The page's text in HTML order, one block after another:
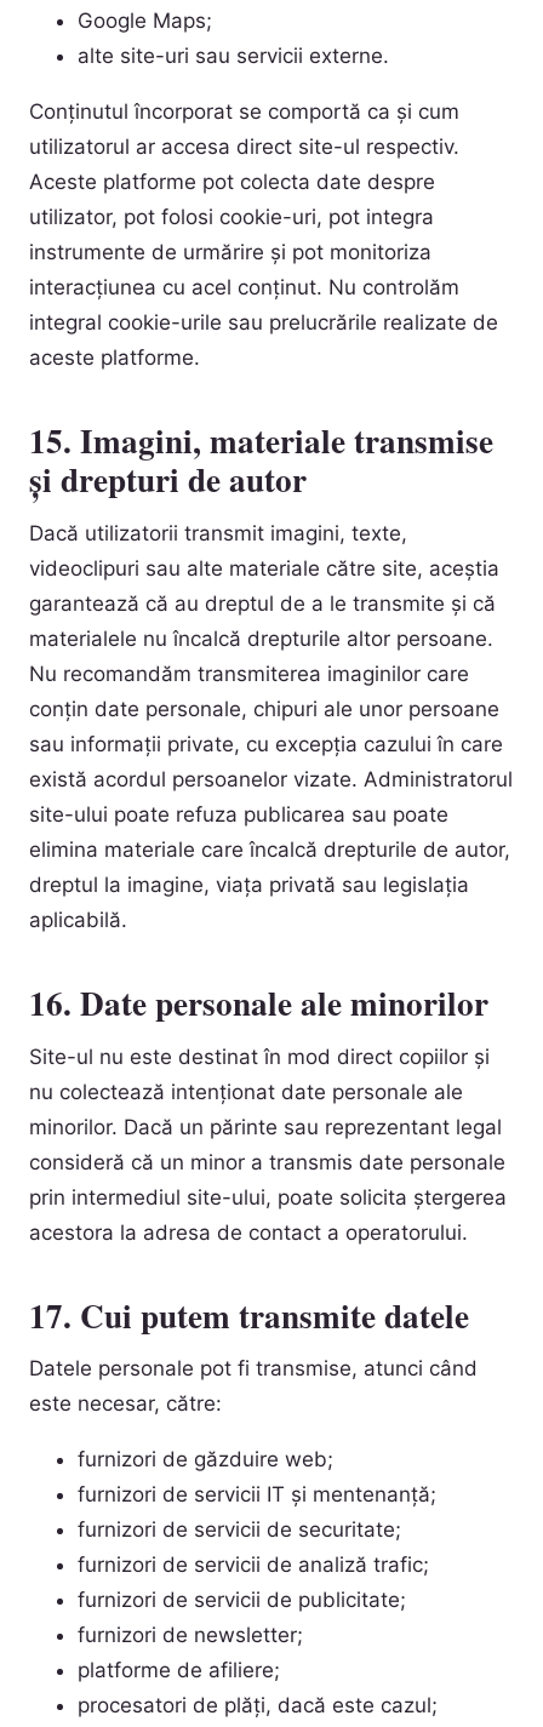
Google Maps;
alte site-uri sau servicii externe.
Conținutul încorporat se comportă ca și cum
utilizatorul ar accesa direct site-ul respectiv.
Aceste platforme pot colecta date despre
utilizator, pot folosi cookie-uri, pot integra
instrumente de urmărire și pot monitoriza
interacțiunea cu acel conținut. Nu controlăm
integral cookie-urile sau prelucrările realizate de
aceste platforme.
15. Imagini, materiale transmise
și drepturi de autor
Dacă utilizatorii transmit imagini, texte,
videoclipuri sau alte materiale către site, aceștia
garantează că au dreptul de a le transmite și că
materialele nu încalcă drepturile altor persoane.
Nu recomandăm transmiterea imaginilor care
conțin date personale, chipuri ale unor persoane
sau informații private, cu excepția cazului în care
există acordul persoanelor vizate. Administratorul
site-ului poate refuza publicarea sau poate
elimina materiale care încalcă drepturile de autor,
dreptul la imagine, viața privată sau legislația
aplicabilă.
16. Date personale ale minorilor
Site-ul nu este destinat în mod direct copiilor și
nu colectează intenționat date personale ale
minorilor. Dacă un părinte sau reprezentant legal
consideră că un minor a transmis date personale
prin intermediul site-ului, poate solicita ștergerea
acestora la adresa de contact a operatorului.
17. Cui putem transmite datele
Datele personale pot fi transmise, atunci când
este necesar, către:
furnizori de găzduire web;
furnizori de servicii IT și mentenanță;
furnizori de servicii de securitate;
furnizori de servicii de analiză trafic;
furnizori de servicii de publicitate;
furnizori de newsletter;
platforme de afiliere;
procesatori de plăți, dacă este cazul;